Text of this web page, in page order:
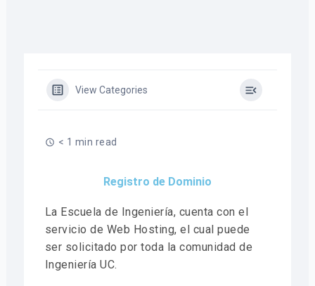
View Categories
< 1 min read
Registro de Dominio
La Escuela de Ingeniería, cuenta con el
servicio de Web Hosting, el cual puede
ser solicitado por toda la comunidad de
Ingeniería UC.